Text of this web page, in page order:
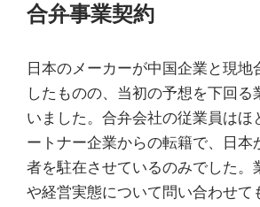
合弁事業契約
日本のメーカーが中国企業と現地
したものの、当初の予想を下回る
いました。合弁会社の従業員はほ
ートナー企業からの転籍で、日本
者を駐在させているのみでした。
や経営実態について問い合わせて